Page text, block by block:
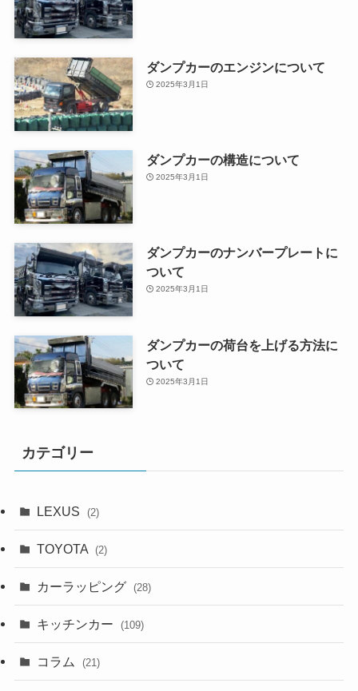
ダンプカーのエンジンについて
2025年3月1日
ダンプカーの構造について
2025年3月1日
ダンプカーのナンバープレートに
ついて
2025年3月1日
ダンプカーの荷台を上げる方法に
ついて
2025年3月1日
カテゴリー
LEXUS (2)
TOYOTA (2)
カーラッピング (28)
キッチンカー (109)
コラム (21)